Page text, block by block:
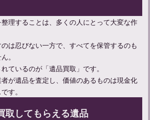
理することは、多くの人にとって大変な作
は忍びない一方で、すべてを保管するのも
。
ているのが「遺品買取」です。
が遺品を査定し、価値のあるものは現金化
す。
取してもらえる遺品